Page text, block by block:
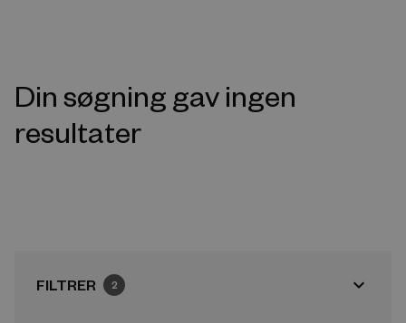
Din søgning gav ingen
resultater
FILTRER 2 expand_more